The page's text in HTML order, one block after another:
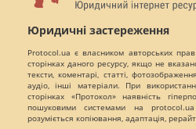
Юридичні застереження
Protocol.ua є власником авторських
сторінках даного ресурсу, якщо не
тексти, коментарі, статті,
аудіо, інші матеріали. При
сторінках «Протокол» наявність
пошуковими системами на
розуміється копіювання, адаптація,